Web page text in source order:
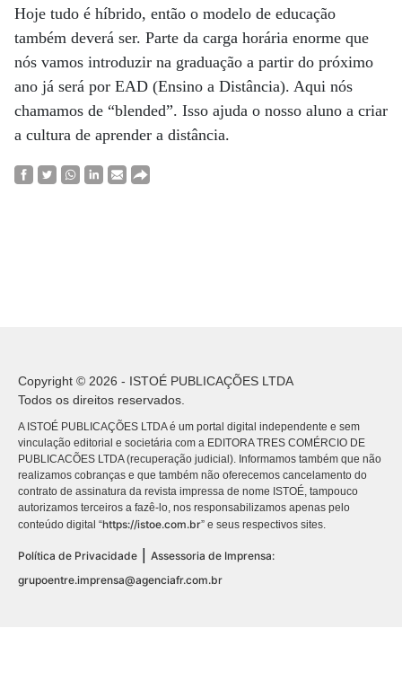
Hoje tudo é híbrido, então o modelo de educação
também deverá ser. Parte da carga horária enorme que
nós vamos introduzir na graduação a partir do próximo
ano já será por EAD (Ensino a Distância). Aqui nós
chamamos de “blended”. Isso ajuda o nosso aluno a criar
a cultura de aprender a distância.
Copyright © 2026 - ISTOÉ PUBLICAÇÕES LTDA
Todos os direitos reservados.
A ISTOÉ PUBLICAÇÕES LTDA é um portal digital independente e sem
vinculação editorial e societária com a EDITORA TRES COMÉRCIO DE
PUBLICACÕES LTDA (recuperação judicial). Informamos também que não
realizamos cobranças e que também não oferecemos cancelamento do
contrato de assinatura da revista impressa de nome ISTOÉ, tampouco
autorizamos terceiros a fazê-lo, nos responsabilizamos apenas pelo
conteúdo digital “https://istoe.com.br” e seus respectivos sites.
Política de Privacidade
Assessoria de Imprensa:
grupoentre.imprensa@agenciafr.com.br